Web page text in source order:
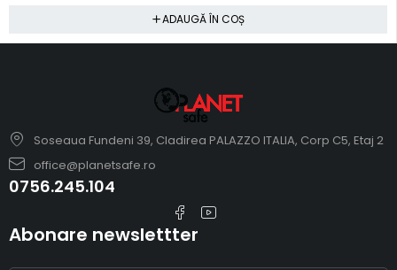
ADAUGĂ ÎN COȘ
Soseaua Fundeni 39, Cladirea PALAZZO ITALIA, Corp C5, Etaj 2
office@planetsafe.ro
0756.245.104
Abonare newslettter